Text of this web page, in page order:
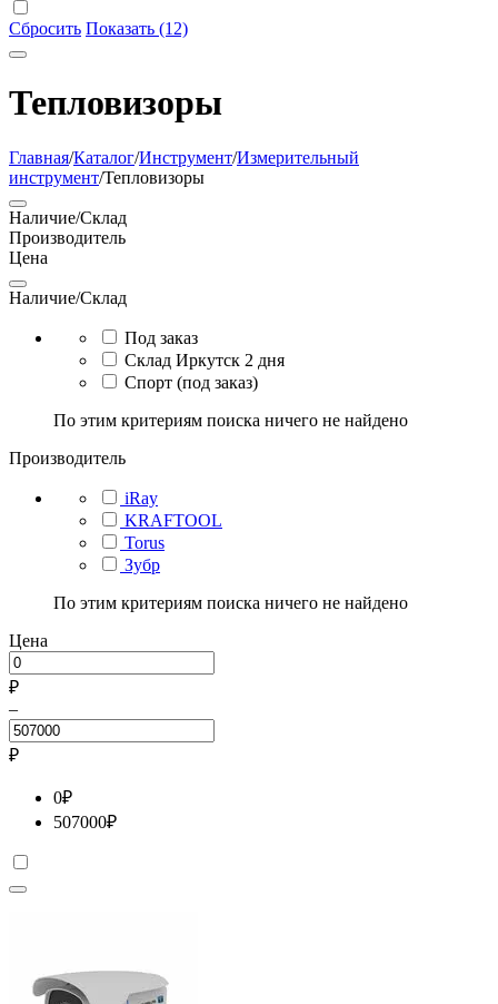
Сбросить Показать (12)
Тепловизоры
Главная/Каталог/Инструмент/Измерительный
инструмент/Тепловизоры
Наличие/Склад
Производитель
Цена
Наличие/Склад
Под заказ
Склад Иркутск 2 дня
Спорт (под заказ)
По этим критериям поиска ничего не найдено
Производитель
iRay
KRAFTOOL
Torus
Зубр
По этим критериям поиска ничего не найдено
Цена
₽
–
₽
0₽
507000₽